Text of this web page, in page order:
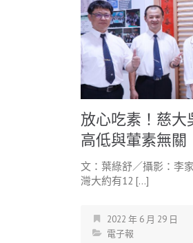
放心吃素！慈大
高低與葷素無關
文：葉綠舒／攝影：李
灣大約有12 […]
2022 年 6 月 29 日
電子報